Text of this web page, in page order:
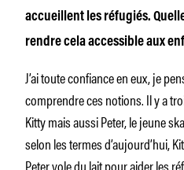
accueillent les réfugiés.
rendre cela accessible aux
J’ai toute confiance en eux, je
comprendre ces notions. Il y a
Kitty mais aussi Peter, le jeune
selon les termes d’aujourd’hui,
Peter vole du lait pour aider les